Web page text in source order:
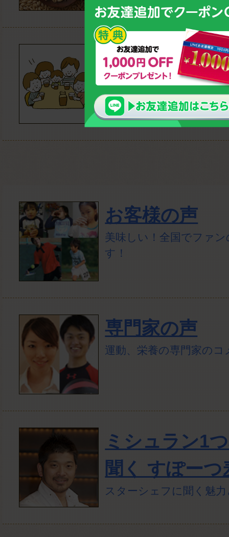
安心・安全の
放射性物質、残留農薬検
お客様の声
美味しい！全国でファ
す！
専門家の声
運動、栄養の専門家の
ミシュラン1
聞く すぽー
スターシェフに聞く魅